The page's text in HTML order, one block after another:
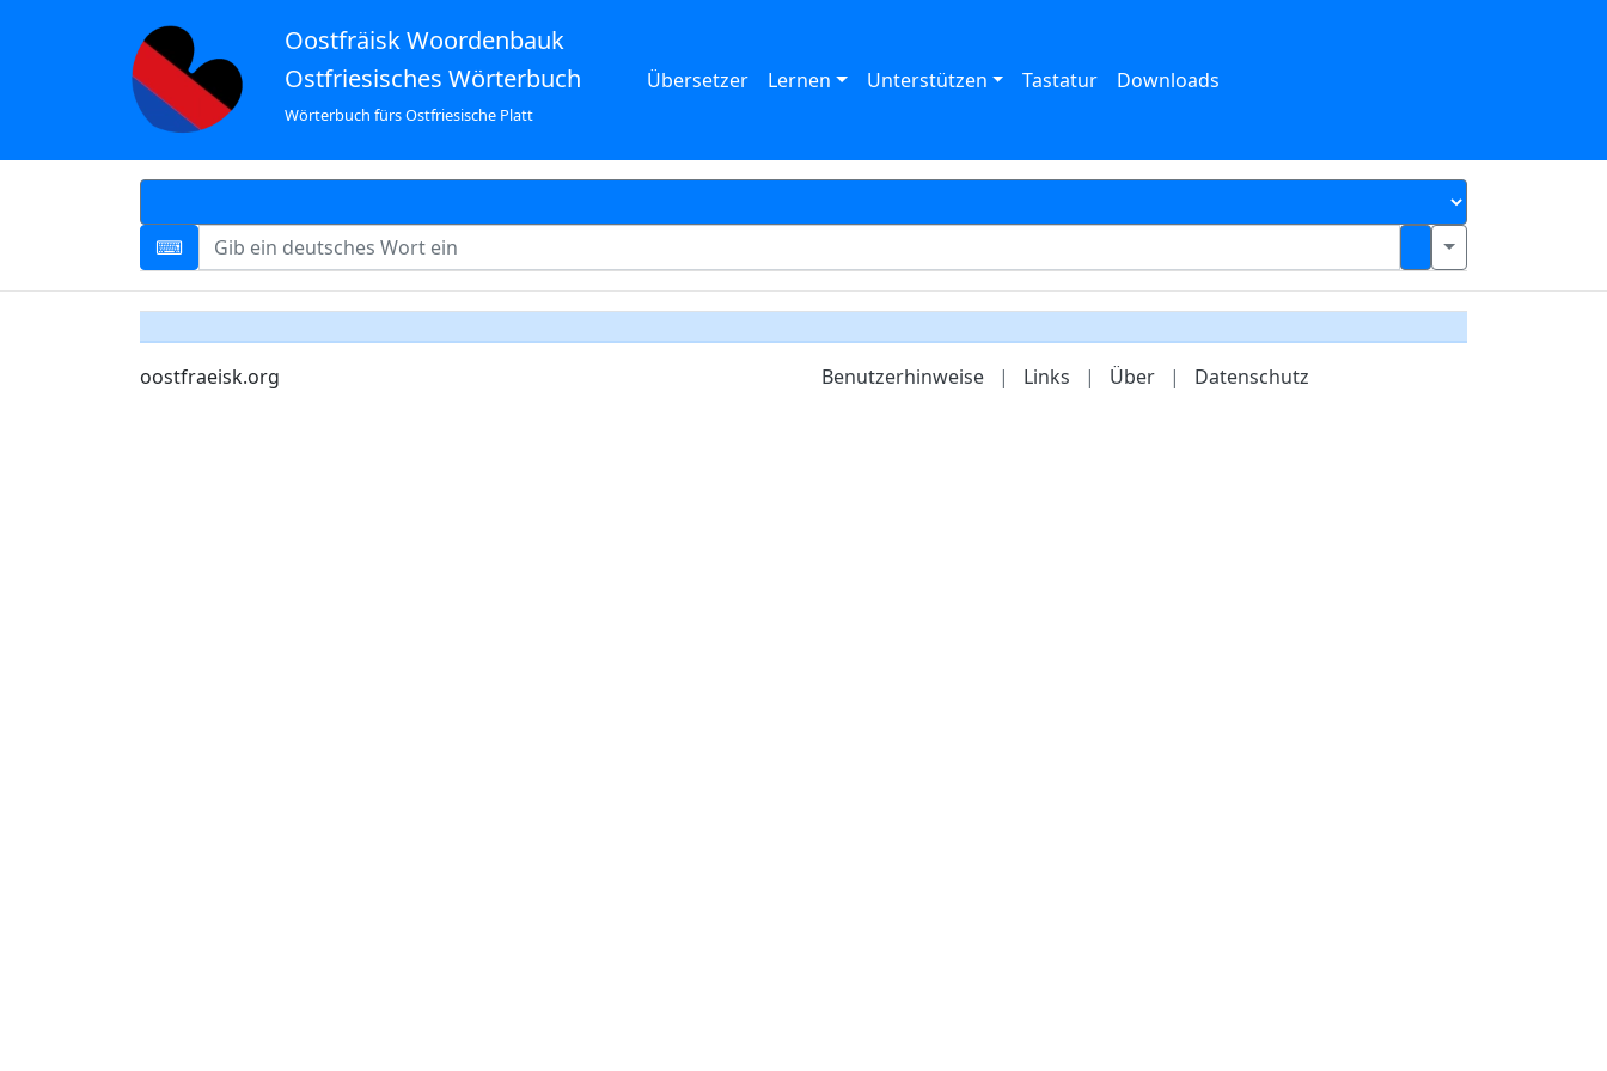
Oostfräisk Woordenbauk
Ostfriesisches Wörterbuch
Wörterbuch fürs Ostfriesische Platt
Übersetzer Lernen Unterstützen Tastatur Downloads
oostfraeisk.org Benutzerhinweise | Links | Über | Datenschutz